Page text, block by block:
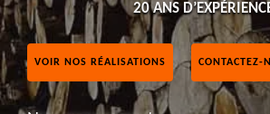
20 ANS
VOIR NOS RÉALISATIONS CONTACTEZ-